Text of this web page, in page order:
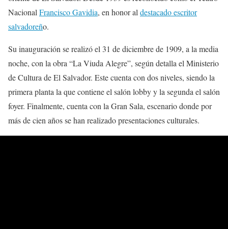
Nacional Francisco Gavidia, en honor al destacado escritor
salvadoreño.
Su inauguración se realizó el 31 de diciembre de 1909, a la media
noche, con la obra “La Viuda Alegre”, según detalla el Ministerio
de Cultura de El Salvador. Este cuenta con dos niveles, siendo la
primera planta la que contiene el salón lobby y la segunda el salón
foyer. Finalmente, cuenta con la Gran Sala, escenario donde por
más de cien años se han realizado presentaciones culturales.